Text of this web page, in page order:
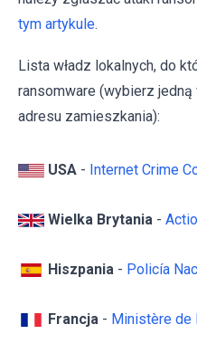
tym artykule.
Lista władz lokalnych, do
ransomware (wybierz
adresu zamieszkania):
USA - Internet Crime
Wielka Brytania -
Hiszpania - Policía
Francja - Ministère de